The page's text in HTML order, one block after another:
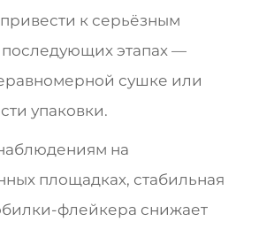
к серьёзным
этапах —
сушке или
упаковки.
на
площадках, стабильная
флейкера снижает